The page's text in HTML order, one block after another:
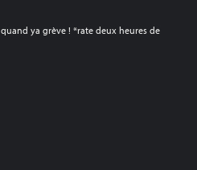
ya grève ! *rate deux heures de